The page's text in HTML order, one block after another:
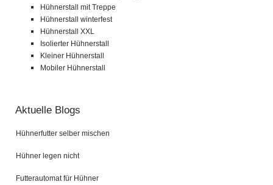
Hühnerstall mit Treppe
Hühnerstall winterfest
Hühnerstall XXL
Isolierter Hühnerstall
Kleiner Hühnerstall
Mobiler Hühnerstall
Aktuelle Blogs
Hühnerfutter selber mischen
Hühner legen nicht
Futterautomat für Hühner